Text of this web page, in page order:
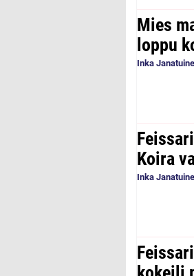
Mies
loppu
Inka
Koira
Inka